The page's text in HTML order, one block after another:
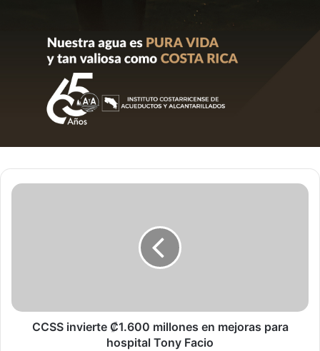
CCSS
Tony
FacioCCSS invierte ₡1.600 millones en mejoras para
hospital Tony Facio